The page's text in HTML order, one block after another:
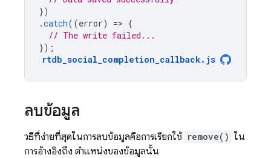
})
.catch((error) => {
// The write failed...
});
rtdb_social_completion_callback. js
ลบข้อมูล
วิธีที่ง่ายที่สุดในการลบข้อมูลคือการเรียกใช้ remove() ใน
การอ้างอิงถึง ตำแหน่งของข้อมูลนั้น